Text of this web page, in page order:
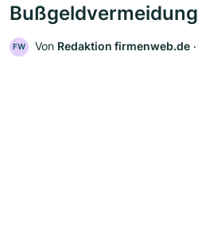
Bußgeldvermeidung
FW Von Redaktion firmenweb.de ‧